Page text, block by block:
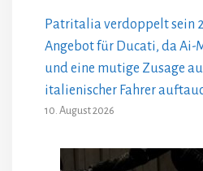
Patritalia verdoppelt sein
Angebot für Ducati, da Ai-
und eine mutige Zusage
italienischer Fahrer
10. August 2026